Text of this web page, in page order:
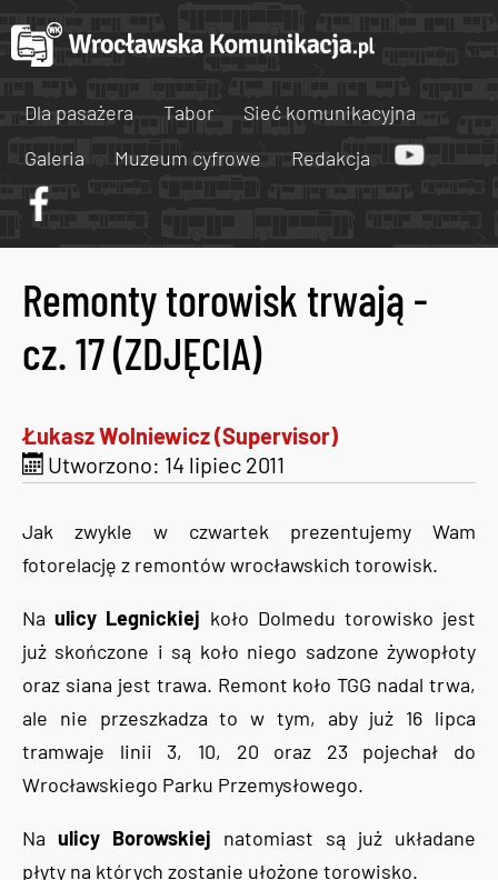
Dla pasażera Tabor
Sieć komunikacyjna
Galeria
Muzeum cyfrowe Redakcja
Remonty torowisk trwają -
cz. 17 (ZDJĘCIA)
Łukasz Wolniewicz (Supervisor)
Utworzono: 14 lipiec 2011
Jak zwykle w czwartek prezentujemy Wam
fotorelację z remontów wrocławskich torowisk.
Naulicy Legnickiej koło Dolmedu torowisko jest
już skończone i są koło niego sadzone żywopłoty
oraz siana jest trawa. Remont koło TGG nadal trwa,
ale nie przeszkadza to w tym, aby już 16 lipca
tramwaje linii 3, 10, 20 oraz 23 pojechał do
Wrocławskiego Parku Przemysłowego.
Na ulicy Borowskiej natomiast są już układane
płyty na których zostanie ułożone torowisko.